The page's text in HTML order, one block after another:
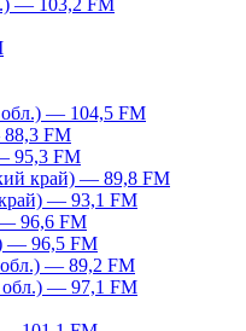
— 103,2 FM
— 104,5 FM
FM
95,3 FM
край) — 89,8 FM
— 93,1 FM
— 96,6 FM
— 96,5 FM
— 89,2 FM
обл.) — 97,1 FM